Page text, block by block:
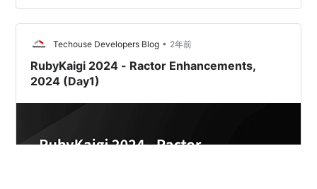
システムマネジメントさんと共催します。 開催場所はア
ンドパッドのコミュニティスペー…
Techouse Developers Blog • 2年前
RubyKaigi 2024 - Ractor Enhancements,
2024 (Day1)